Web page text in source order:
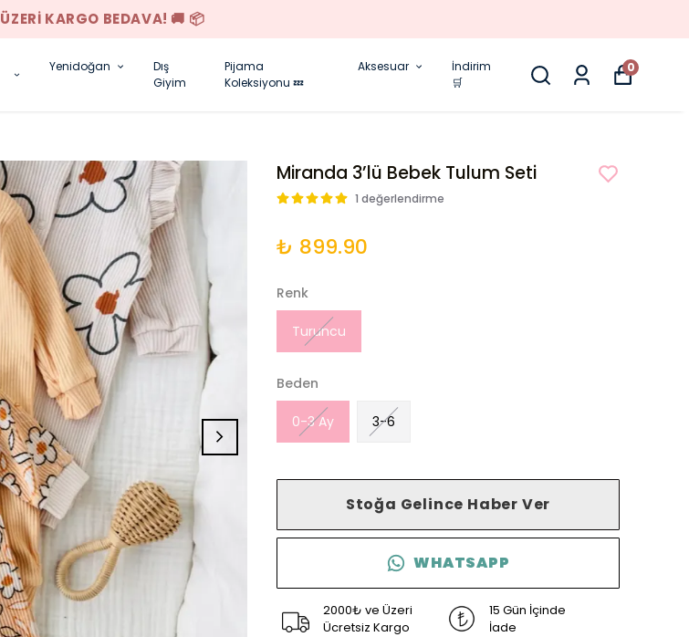
YENI SEZON ÜRÜNLER
Yenidoğan
Dış
Giyim
Pijama
Koleksiyonu 💤
Aksesuar
İndirim
🛒
0
Miranda 3’lü Bebek Tulum Seti
1 değerlendirme
₺ 899.90
Renk
Turuncu
Beden
0-3 Ay 3-6
Stoğa Gelince Haber Ver
WHATSAPP
2000₺ ve Üzeri
Ücretsiz Kargo
15 Gün İçinde
İade